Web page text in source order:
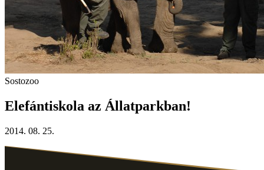
Sostozoo
Elefántiskola az Állatparkban!
2014. 08. 25.